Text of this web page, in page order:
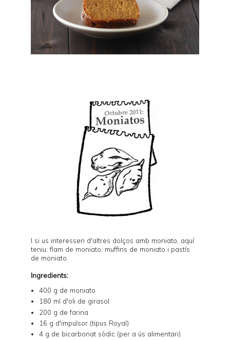
I si us interessen d'altres dolços amb moniato, aquí
teniu:flam de moniato muffins de moniato i pastís
de moniato
Ingredients:
400 g de moniato
180 ml d'oli de girasol
200 g de farina
16 g d'impulsor (tipus Royal)
4 g de bicarbonat sòdic (per a ús alimentari)